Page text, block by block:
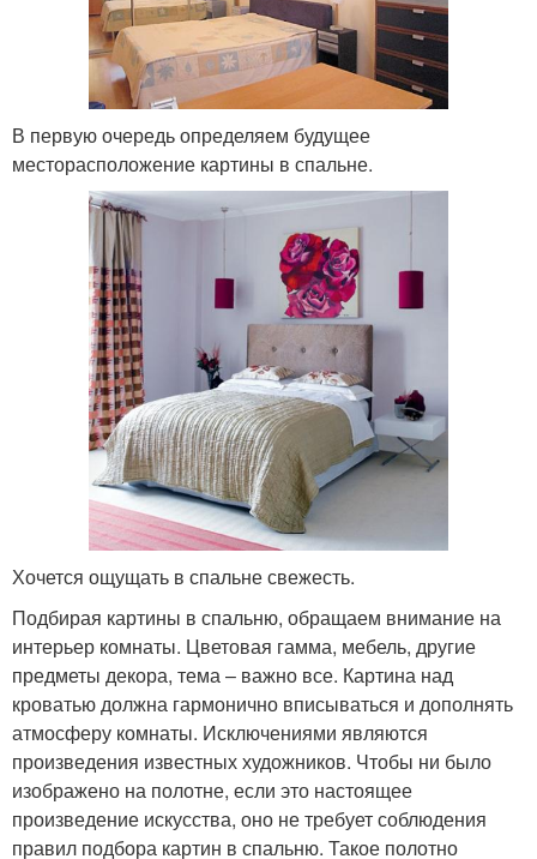
В первую очередь определяем будущее
месторасположение картины в спальне.
Хочется ощущать в спальне свежесть.
Подбирая картины в спальню, обращаем внимание на
интерьер комнаты. Цветовая гамма, мебель, другие
предметы декора, тема – важно все. Картина над
кроватью должна гармонично вписываться и дополнять
атмосферу комнаты. Исключениями являются
произведения известных художников. Чтобы ни было
изображено на полотне, если это настоящее
произведение искусства, оно не требует соблюдения
правил подбора картин в спальню. Такое полотно